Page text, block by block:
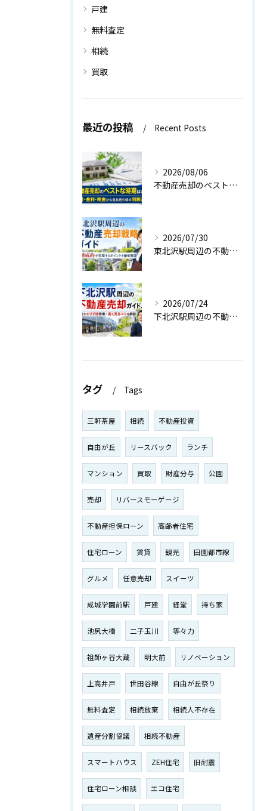
戸建
無料査定
相続
買取
最近の投稿 Recent Posts
2026/08/06
不動産売却のベストな時期はいつ？相場・金利・税金から見る売り時の判断基準
2026/07/30
東北沢駅周辺の不動産売却戦略ガイド｜高値成約を実現するポイントを徹底解説
2026/07/24
下北沢駅周辺の不動産売却ガイド！相場やエリア別特徴・高く売るコツを解説
タグ Tags
三軒茶屋 相続 不動産投資
自由が丘 リースバック ランチ
マンション 買取 財産分与 公園
売却 リバースモーゲージ
不動産担保ローン 高齢者住宅
住宅ローン 賃貸 観光 田園都市線
グルメ 任意売却 スイーツ
成城学園前駅 戸建 経堂 持ち家
池尻大橋 二子玉川 等々力
祖師ヶ谷大蔵 明大前 リノベーション
上高井戸 世田谷線 自由が丘祭り
無料査定 相続放棄 相続人不存在
遺産分割協議 相続不動産
スマートハウス ZEH住宅 旧耐震
住宅ローン相談 エコ住宅